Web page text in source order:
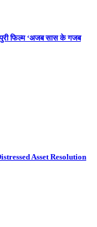
फिल्म ‘अजब सास के गजब
Asset Resolution